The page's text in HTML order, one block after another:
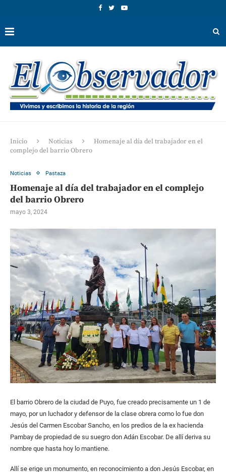
Inicio Noticias
Homenaje al día del trabajador en el
complejo del barrio Obrero
Noticias Pastaza
Homenaje al día del trabajador en el complejo
del barrio Obrero
mayo 3, 2024
El barrio Obrero de la ciudad de Puyo, fue creado precisamente un 1 de
mayo, por un luchador y defensor de la clase obrera como lo fue don
Jesús del Carmen Escobar Sancho, en los predios de la ex hacienda
Pambay de propiedad de su suegro don Adán Escobar. De allí deriva su
nombre que hasta hoy lo mantiene.
Allí se erige un monumento, en reconocimiento a don Jesús Escobar, en